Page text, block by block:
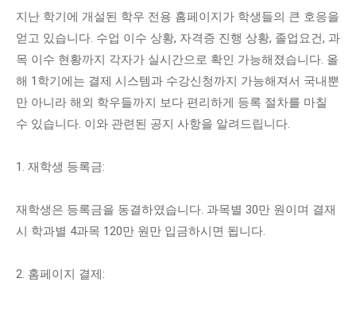
지난 학기에 개설된 학우 전용 홈페이지가 학생들의 큰 호응을
얻고 있습니다. 수업 이수 상황, 자격증 진행 상황, 졸업요건, 과
목 이수 현황까지 각자가 실시간으로 확인 가능해졌습니다. 올
해 1학기에는 결제 시스템과 수강신청까지 가능해져서 국내뿐
만 아니라 해외 학우들까지 보다 편리하게 등록 절차를 마칠
수 있습니다. 이와 관련된 공지 사항을 알려드립니다.
1. 재학생 등록금:
재학생은 등록금을 동결하였습니다. 과목별 30만 원이며 결재
시 학과별 4과목 120만 원만 입금하시면 됩니다.
2. 홈페이지 결제: